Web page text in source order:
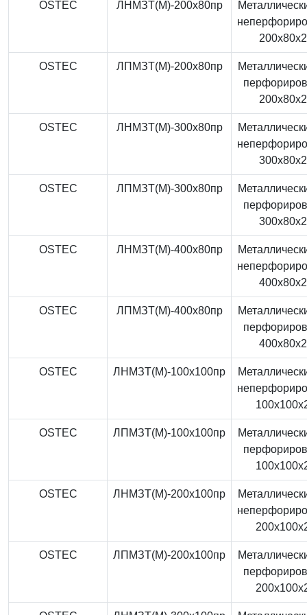
OSTEC ЛНМЗТ(М)-200x80пр
OSTEC ЛПМЗТ(М)-200x80пр
OSTEC ЛНМЗТ(М)-300x80пр
OSTEC ЛПМЗТ(М)-300x80пр
OSTEC ЛНМЗТ(М)-400x80пр
OSTEC ЛПМЗТ(М)-400x80пр
OSTEC ЛНМЗТ(М)-100x100пр
OSTEC ЛПМЗТ(М)-100x100пр
OSTEC ЛНМЗТ(М)-200x100пр
OSTEC ЛПМЗТ(М)-200x100пр